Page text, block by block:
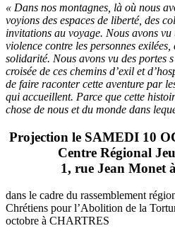
« Dans nos montagnes, là où nous
voyions des espaces de liberté, des
invitations au voyage. Nous avons vu
violence contre les personnes exilées,
solidarité. Nous avons vu des portes
croisée de ces chemins d’exil et
de faire raconter cette aventure par
qui accueillent. Parce que cette
chose de nous et du monde dans
Projection le SAMEDI 10
Centre Régional
1, rue Jean Monet
dans le cadre du rassemblement
Chrétiens pour l’Abolition de la
octobre à CHARTRES